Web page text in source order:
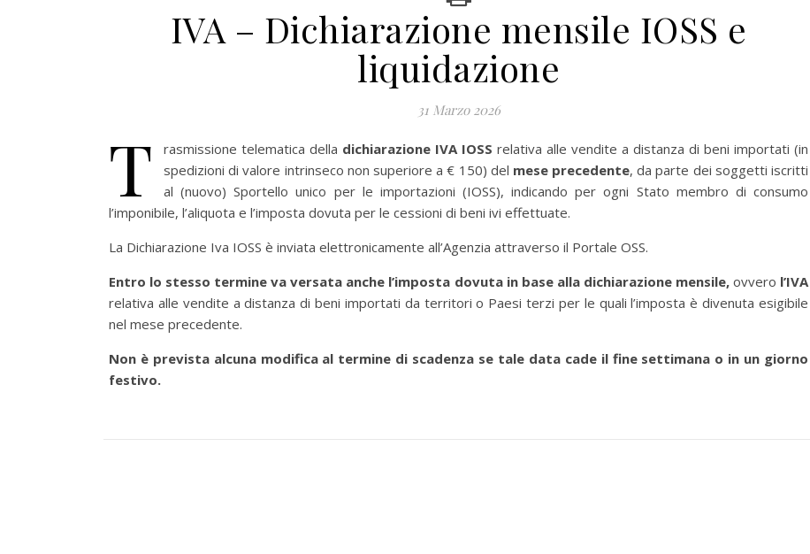
IVA – Dichiarazione mensile IOSS e
liquidazione
31 Marzo 2026
T rasmissione telematica della dichiarazione IVA IOSS relativa alle vendite a distanza di beni importati (in
spedizioni di valore intrinseco non superiore a € 150) del mese precedente, da parte dei soggetti iscritti
al (nuovo) Sportello unico per le importazioni (IOSS), indicando per ogni Stato membro di consumo
l’imponibile, l’aliquota e l’imposta dovuta per le cessioni di beni ivi effettuate.
La Dichiarazione Iva IOSS è inviata elettronicamente all’Agenzia attraverso il Portale OSS.
Entro lo stesso termine va versata anche l’imposta dovuta in base alla dichiarazione mensile,ovvero l’IVA
relativa alle vendite a distanza di beni importati da territori o Paesi terzi per le quali l’imposta è divenuta esigibile
nel mese precedente.
Non è prevista alcuna modifica al termine di scadenza se tale data cade il fine settimana o in un giorno
festivo.